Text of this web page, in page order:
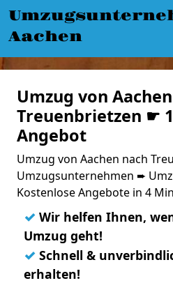
Aachen
Umzug von
Treuenbrietzen ☛
Angebot
Umzug von Aachen nach
Umzugsunternehmen ➨
Kostenlose Angebote in 4
✓ Wir helfen Ihnen,
Umzug geht!
✓ Schnell &
erhalten!